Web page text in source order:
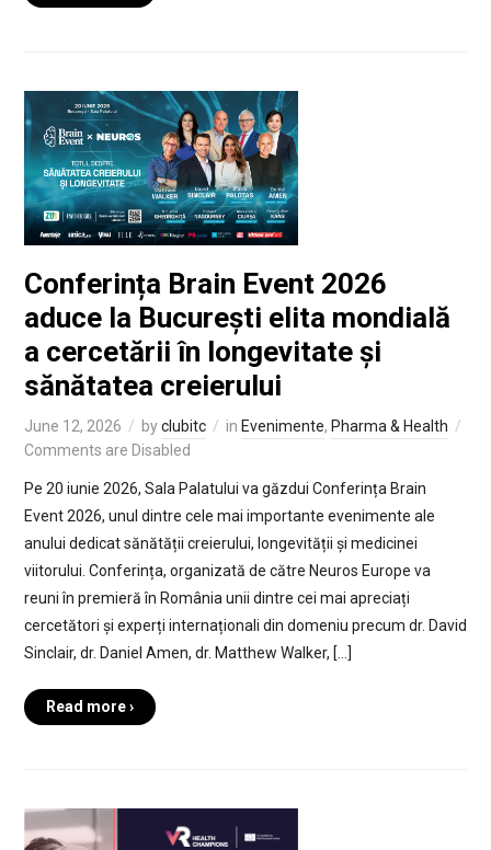
Conferința Brain Event 2026
aduce la București elita mondială
a cercetării în longevitate și
sănătatea creierului
June 12, 2026 byclubitc in Evenimente, Pharma & Health
Comments are Disabled
Pe 20 iunie 2026, Sala Palatului va găzdui Conferința Brain
Event 2026, unul dintre cele mai importante evenimente ale
anului dedicat sănătății creierului, longevității și medicinei
viitorului. Conferința, organizată de către Neuros Europe va
reuni în premieră în România unii dintre cei mai apreciați
cercetători și experți internaționali din domeniu precum dr. David
Sinclair, dr. Daniel Amen, dr. Matthew Walker, […]
Read more ›